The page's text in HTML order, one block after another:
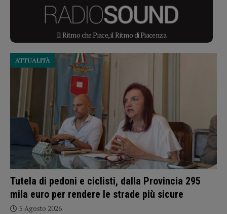
Il Ritmo che Piace, il Ritmo di Piacenza
Tutela di pedoni e ciclisti, dalla Provincia 295
mila euro per rendere le strade più sicure
ATTUALITÀ
5 Agosto 2026